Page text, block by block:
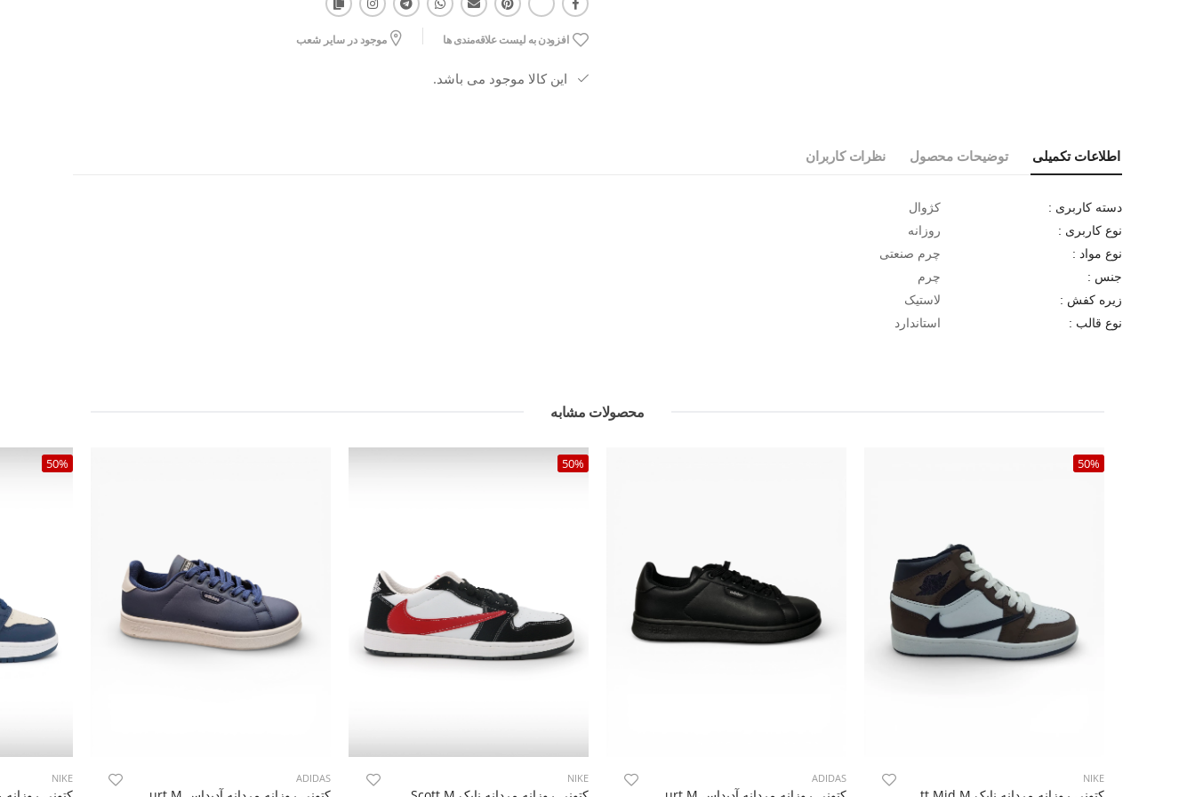
افزودن به لیست علاقه‌مندی ها موجود در سایر شعب
این کالا موجود می باشد.
اطلاعات تکمیلی توضیحات محصول نظرات کاربران
دسته کاربری : کژوال
نوع کاربری : روزانه
نوع مواد : چرم صنعتی
جنس : چرم
زیره کفش : لاستیک
نوع قالب : استاندارد
محصولات مشابه
50%
NIKE
ADIDAS
50%
NIKE
ADIDAS
50%
NIKE